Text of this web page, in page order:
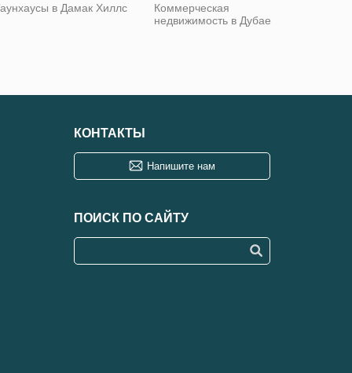
в Дамак Хиллс
Коммерческая
недвижимость в Дубае
КОНТАКТЫ
Напишите нам
ПОИСК ПО САЙТУ